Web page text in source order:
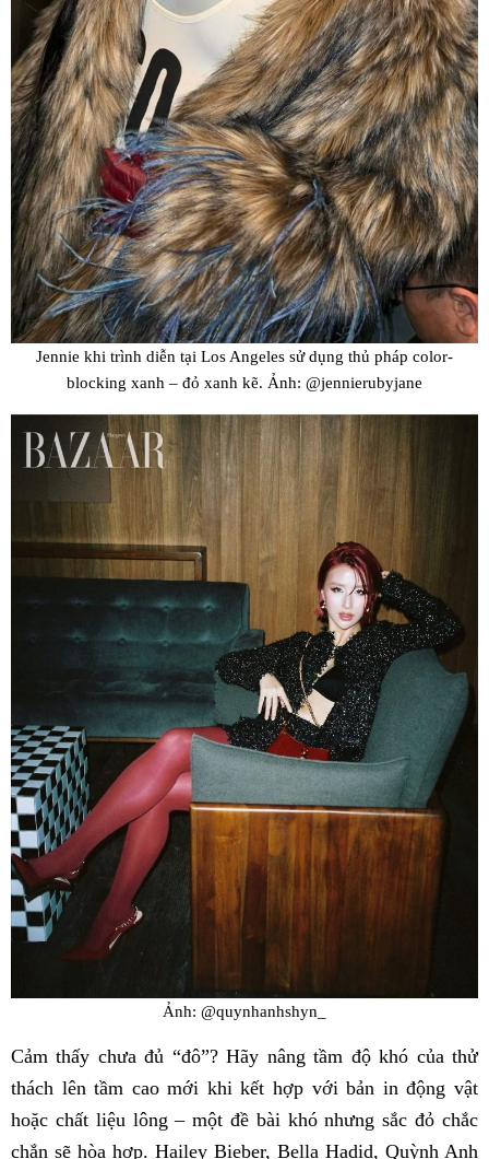
Jennie khi trình diễn tại Los Angeles sử dụng thủ pháp color-
blocking xanh – đỏ xanh kẽ. Ảnh: @jennierubyjane
Ảnh: @quynhanhshyn_
Cảm thấy chưa đủ “đô”? Hãy nâng tầm độ khó của thử
thách lên tầm cao mới khi kết hợp với bản in động vật
hoặc chất liệu lông – một đề bài khó nhưng sắc đỏ chắc
chắn sẽ hòa hợp. Hailey Bieber, Bella Hadid, Quỳnh Anh